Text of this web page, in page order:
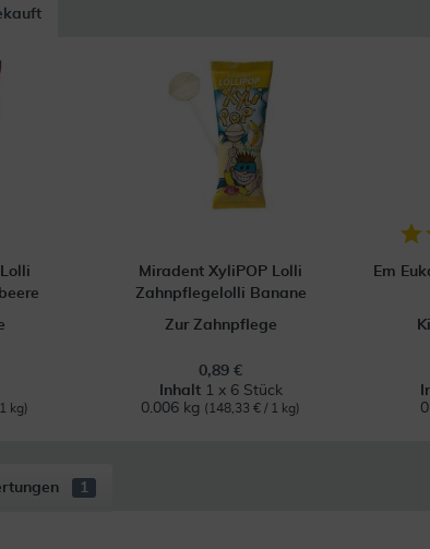
kg)
Miradent XyliPOP Lolli
Zahnpflegelolli Banane
Zur Zahnpflege
0,89 €
Inhalt 1 x 6 Stück
0.006 kg (148,33 € / 1 kg)
Em
1